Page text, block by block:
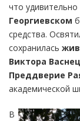
что удивительно
Георгиевском
средства.
сохранилась
Виктора
Преддверие
академической
В